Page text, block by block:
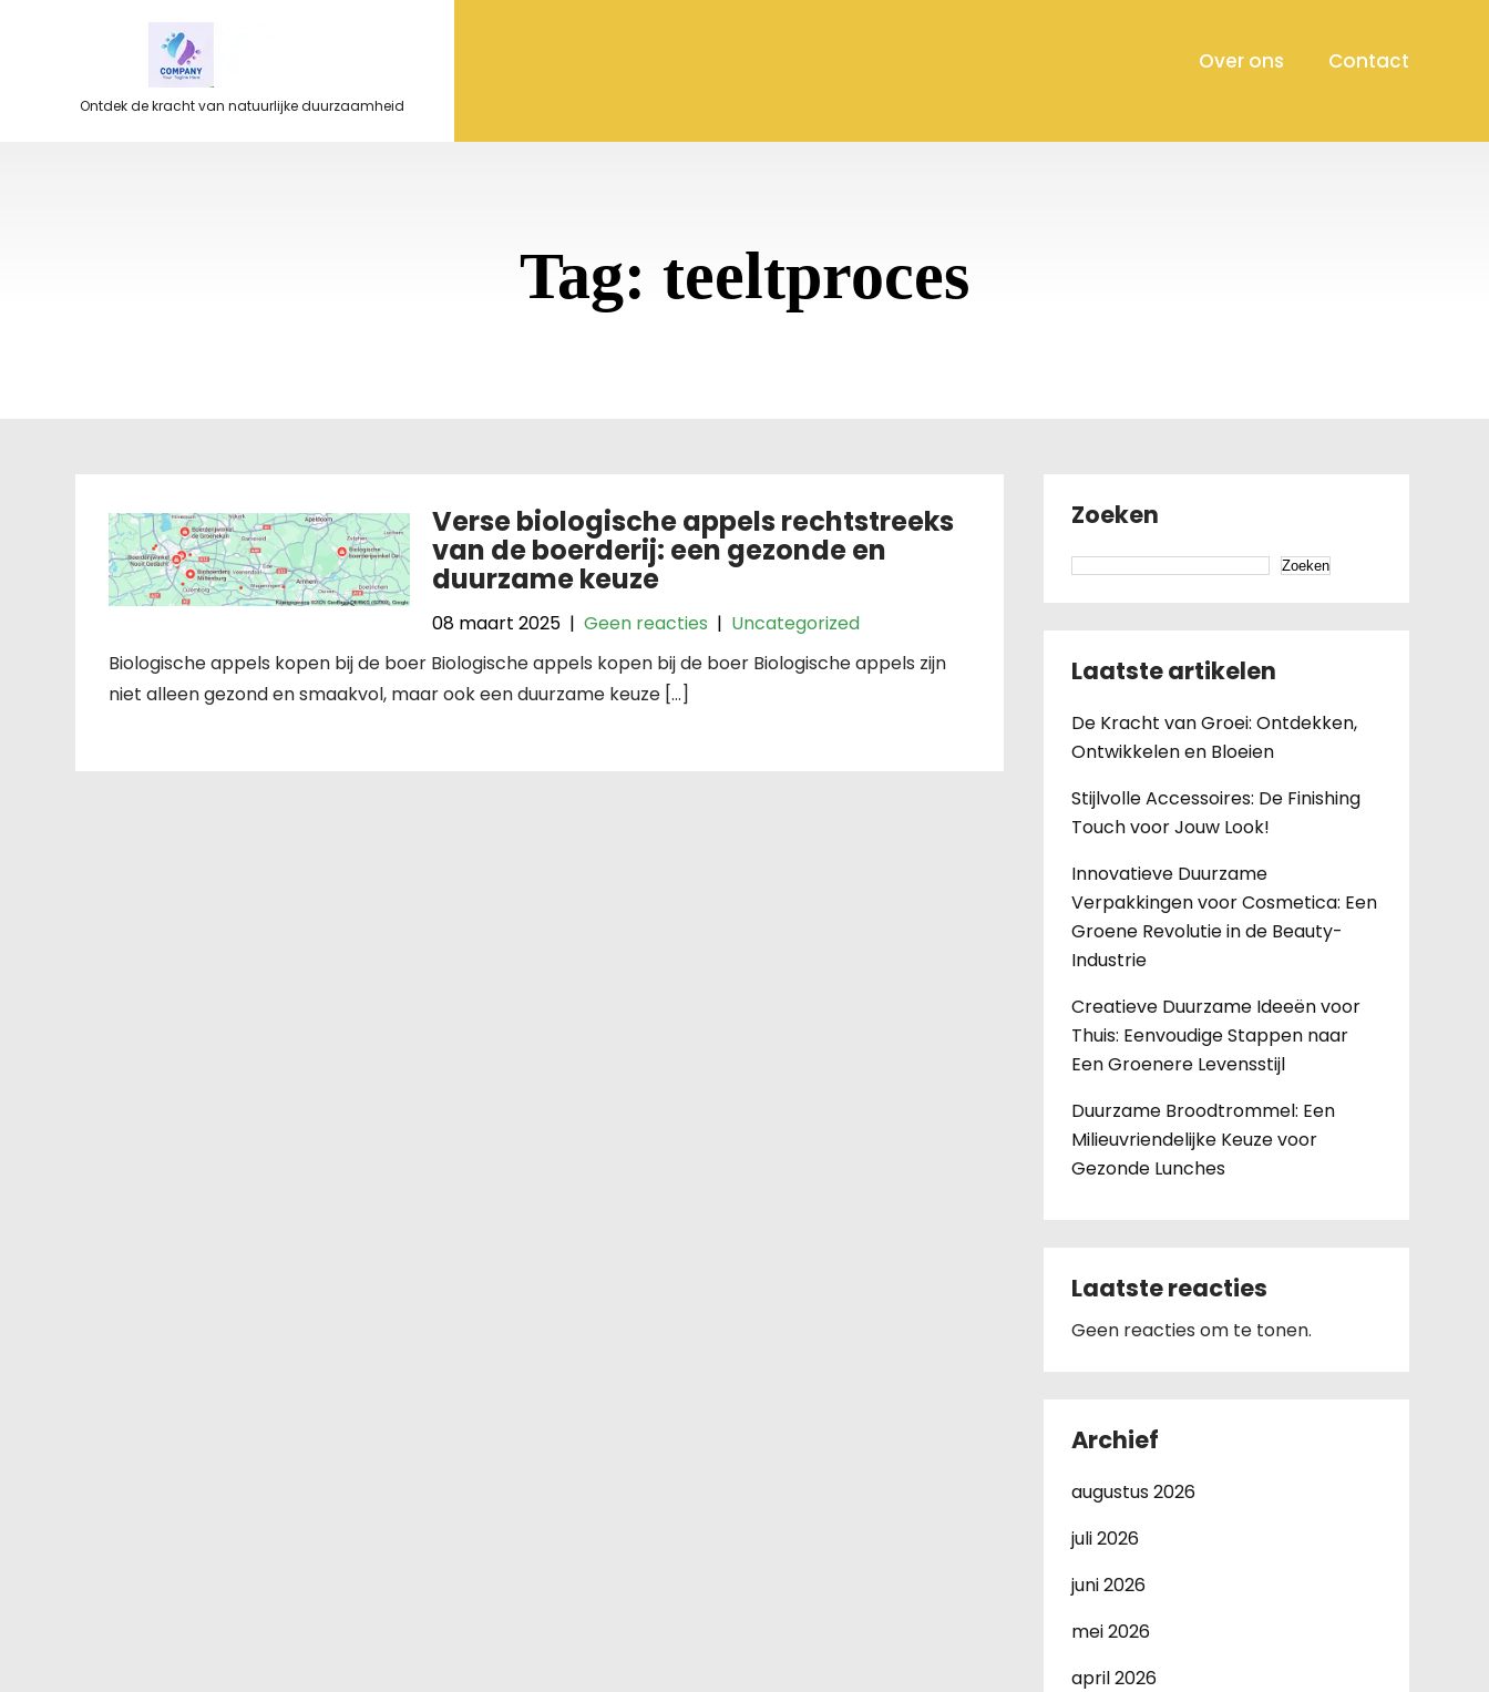
Ontdek de kracht van natuurlijke duurzaamheid
Over ons Contact
Tag: teeltproces
Verse biologische appels rechtstreeks
van de boerderij: een gezonde en
duurzame keuze
08 maart 2025 |Geen reacties | Uncategorized
Biologische appels kopen bij de boer Biologische appels kopen bij de boer Biologische appels zijn
niet alleen gezond en smaakvol, maar ook een duurzame keuze […]
Zoeken
Zoeken
Laatste artikelen
De Kracht van Groei: Ontdekken,
Ontwikkelen en Bloeien
Stijlvolle Accessoires: De Finishing
Touch voor Jouw Look!
Innovatieve Duurzame
Verpakkingen voor Cosmetica: Een
Groene Revolutie in de Beauty-
Industrie
Creatieve Duurzame Ideeën voor
Thuis: Eenvoudige Stappen naar
Een Groenere Levensstijl
Duurzame Broodtrommel: Een
Milieuvriendelijke Keuze voor
Gezonde Lunches
Laatste reacties
Geen reacties om te tonen.
Archief
augustus 2026
juli 2026
juni 2026
mei 2026
april 2026